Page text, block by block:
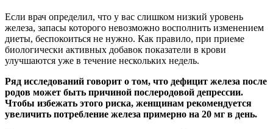
Если врач определил, что у вас слишком низкий уровень
железа, запасы которого невозможно восполнить изменением
диеты, беспокоиться не нужно. Как правило, при приеме
биологически активных добавок показатели в крови
улучшаются уже в течение нескольких недель.
Ряд исследований говорит о том, что дефицит железа после
родов может быть причиной послеродовой депрессии.
Чтобы избежать этого риска, женщинам рекомендуется
увеличить потребление железа примерно на 20 мг в день.